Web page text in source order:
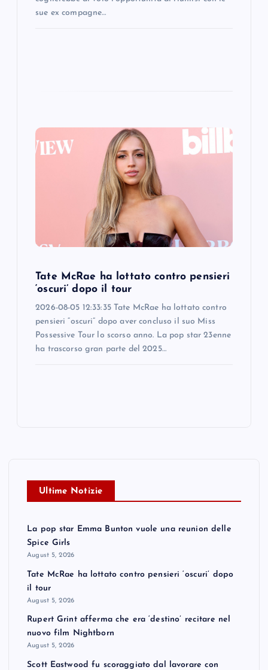
sue ex compagne…
Tate McRae ha lottato contro pensieri
‘oscuri’ dopo il tour
2026-08-05 12:33:35 Tate McRae ha lottato contro
pensieri “oscuri” dopo aver concluso il suo Miss
Possessive Tour lo scorso anno. La pop star 23enne
ha trascorso gran parte del 2025…
Ultime Notizie
La pop star Emma Bunton vuole una reunion delle
Spice Girls
August 5, 2026
Tate McRae ha lottato contro pensieri ‘oscuri’ dopo
il tour
August 5, 2026
Rupert Grint afferma che era ‘destino’ recitare nel
nuovo film Nightborn
August 5, 2026
Scott Eastwood fu scoraggiato dal lavorare con